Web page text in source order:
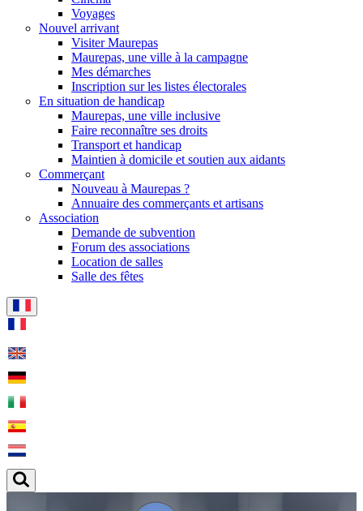
Voyages
Nouvel arrivant
Visiter Maurepas
Maurepas, une ville à la campagne
Mes démarches
Inscription sur les listes électorales
En situation de handicap
Maurepas, une ville inclusive
Faire reconnaître ses droits
Transport et handicap
Maintien à domicile et soutien aux aidants
Commerçant
Nouveau à Maurepas ?
Annuaire des commerçants et artisans
Association
Demande de subvention
Forum des associations
Location de salles
Salle des fêtes